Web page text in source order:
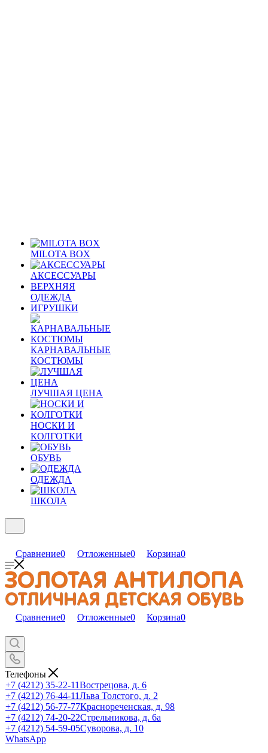
MILOTA BOX
АКСЕССУАРЫ
ВЕРХНЯЯ
ОДЕЖДА
ИГРУШКИ
КАРНАВАЛЬНЫЕ
КОСТЮМЫ
ЛУЧШАЯ ЦЕНА
НОСКИ И
КОЛГОТКИ
ОБУВЬ
ОДЕЖДА
ШКОЛА
Сравнение0 Отложенные0 Корзина0
Сравнение0 Отложенные0 Корзина0
Телефоны
+7 (4212) 35-22-11Вострецова, д. 6
+7 (4212) 76-44-11Льва Толстого, д. 2
+7 (4212) 56-77-77Краснореченская, д. 98
+7 (4212) 74-20-22Стрельникова, д. 6а
+7 (4212) 54-59-05Суворова, д. 10
WhatsApp